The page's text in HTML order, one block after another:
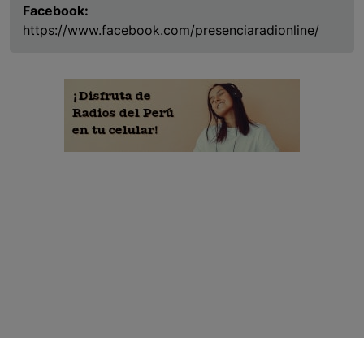
Facebook:
https://www.facebook.com/presenciaradionline/